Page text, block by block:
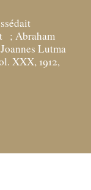
; Abraham
Lutma
XXX, 1912,